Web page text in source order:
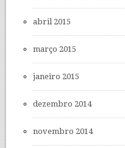
abril 2015
março 2015
janeiro 2015
dezembro 2014
novembro 2014